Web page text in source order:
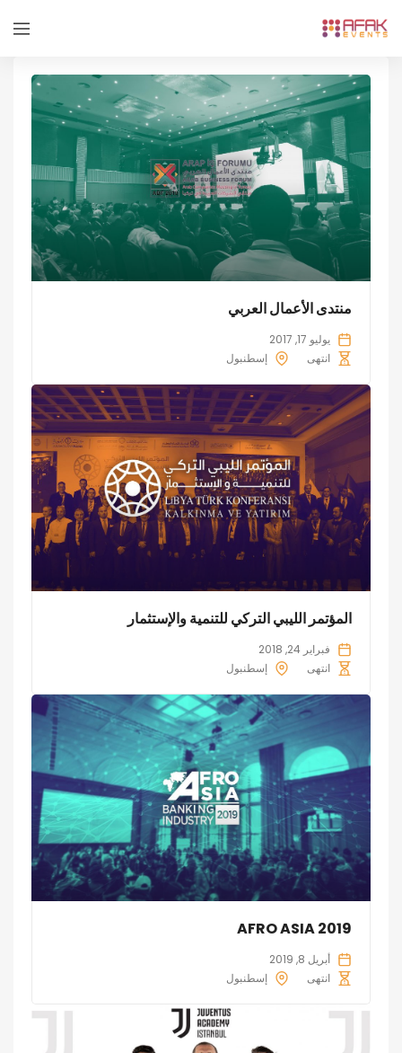
منتدى الأعمال العربي
يوليو 17, 2017
انتهى
إسطنبول
المؤتمر الليبي التركي للتنمية والإستثمار
فبراير 24, 2018
انتهى
إسطنبول
AFRO ASIA 2019
أبريل 8, 2019
انتهى
إسطنبول